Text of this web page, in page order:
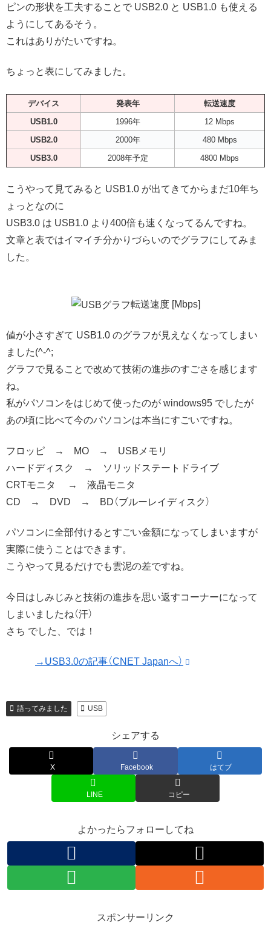
ピンの形状を工夫することで USB2.0 と USB1.0 も使える
ようにしてあるそう。
これはありがたいですね。
ちょっと表にしてみました。
デバイス 発表年
転送速度
USB1.0
1996年
12 Mbps
USB2.0
2000年
480 Mbps
USB3.0
2008年予定 4800 Mbps
こうやって見てみると USB1.0 が出てきてからまだ10年ち
ょっとなのに
USB3.0 は USB1.0 より400倍も速くなってるんですね。
文章と表ではイマイチ分かりづらいのでグラフにしてみま
した。
転送速度 [Mbps]
値が小さすぎて USB1.0 のグラフが見えなくなってしまい
ました(^-^;
グラフで見ることで改めて技術の進歩のすごさを感じます
ね。
私がパソコンをはじめて使ったのが windows95 でしたが
あの頃に比べて今のパソコンは本当にすごいですね。
フロッピ → MO → USBメモリ
ハードディスク → ソリッドステートドライブ
CRTモニタ → 液晶モニタ
CD → DVD → BD（ブルーレイディスク）
パソコンに全部付けるとすごい金額になってしまいますが
実際に使うことはできます。
こうやって見るだけでも雲泥の差ですね。
今日はしみじみと技術の進歩を思い返すコーナーになって
しまいましたね（汗）
さち でした、では！
→USB3.0の記事（CNET Japanへ）
語ってみました USB
シェアする
X Facebook はてブ
LINE コピー
よかったらフォローしてね
スポンサーリンク